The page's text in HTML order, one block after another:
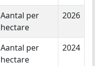
Aantal per
hectare
2026
Aantal per
hectare
2024